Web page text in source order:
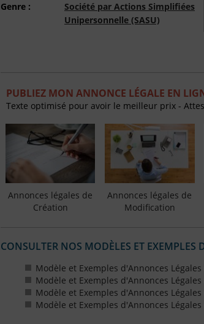
Genre :
Société par Actions Simplifiées
Unipersonnelle (SASU)
PUBLIEZ MON ANNONCE LÉGALE EN
Texte optimisé pour avoir le meilleur prix -
Annonces légales de
Création
Annonces légales de
Modification
CONSULTER NOS MODÈLES ET EXEMPLES
Modèle et Exemples d'Annonces
Modèle et Exemples d'Annonces
Modèle et Exemples d'Annonces
Modèle et Exemples d'Annonces